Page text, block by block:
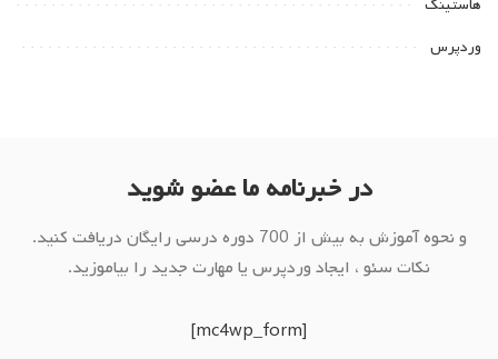
هاستینگ
وردپرس
در خبرنامه ما عضو شوید
و نحوه آموزش به بیش از 700 دوره درسی رایگان دریافت کنید.
نکات سئو ، ایجاد وردپرس یا مهارت جدید را بیاموزید.
[mc4wp_form]